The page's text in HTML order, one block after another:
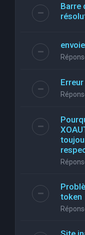
Barre
Erreur
token